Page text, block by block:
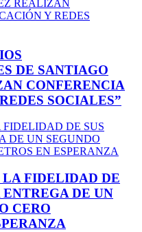
DE SANTIAGO
CONFERENCIA
SOCIALES”
LA FIDELIDAD DE
ENTREGA DE UN
CERO